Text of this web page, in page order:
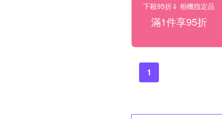
下殺95折⇓ 相機指定品
滿1件享95折
1